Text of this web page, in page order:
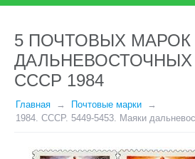
5 ПОЧТОВЫХ МАРОК
СССР 1984
Главная
Почтовые марки
1984. СССР. 5449-5453. Маяки